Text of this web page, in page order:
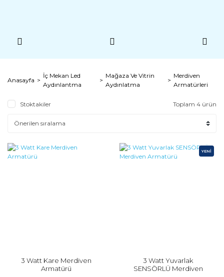
Anasayfa
İç Mekan Led
Aydınlantma
Mağaza Ve Vitrin
Aydınlatma
Merdiven
Armatürleri
Stoktakiler Toplam 4 ürün
3 Watt Kare Merdiven
Armatürü
YENİ
3 Watt Yuvarlak
SENSÖRLÜ Merdiven